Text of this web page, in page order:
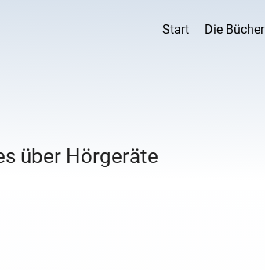
Start Die Bücher
über Hörgeräte